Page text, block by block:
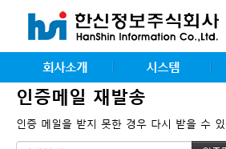
회사소개 시스템
인증메일 재발송
인증 메일을 받지 못한 경우 다시 받을 수 있